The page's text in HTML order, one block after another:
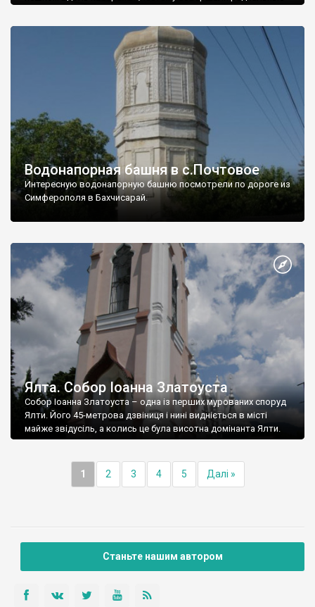
Водонапорная башня в с.Почтовое
Интересную водонапорную башню посмотрели по дороге из
Симферополя в Бахчисарай.
Ялта. Собор Іоанна Златоуста
Собор Іоанна Златоуста – одна із перших мурованих споруд
Ялти. Його 45-метрова дзвіниця і нині видніється в місті
майже звідусіль, а колись це була висотна домінанта Ялти.
1 2 3 4 5 Далі »
Станьте нашим автором